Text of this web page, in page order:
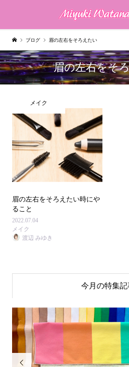
ブログ 眉の左右をそろえたい
眉の左右をそ
メイク
眉の左右をそろえたい時にや
ること
2022.07.04
メイク
渡辺 みゆき
今月の特集記
